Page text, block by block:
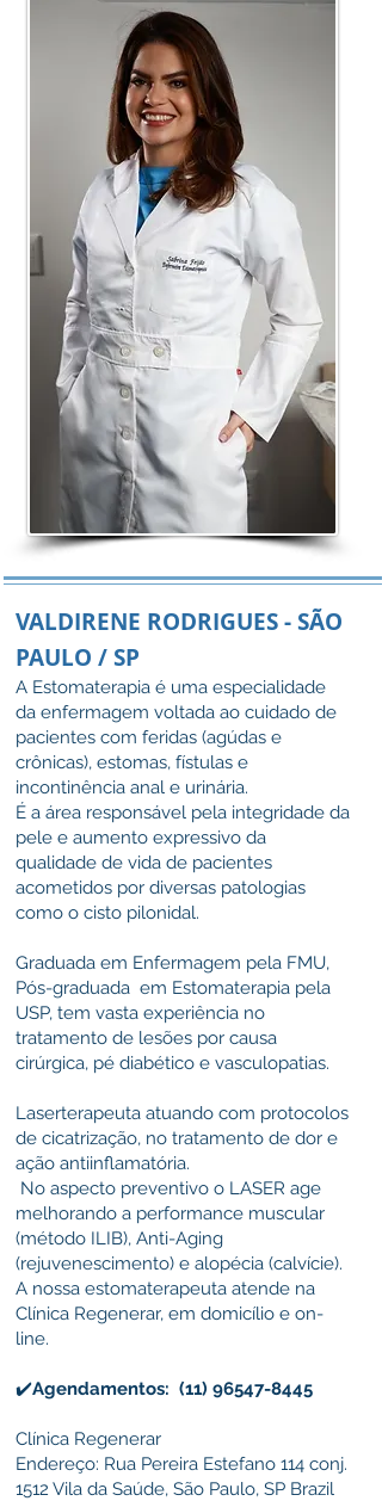
VALDIRENE RODRIGUES - SÃO
PAULO / SP
A Estomaterapia é uma especialidade
da enfermagem voltada ao cuidado de
pacientes com feridas (agúdas e
crônicas), estomas, fístulas e
incontinência anal e urinária.
É a área responsável pela integridade da
pele e aumento expressivo da
qualidade de vida de pacientes
acometidos por diversas patologias
como o cisto pilonidal.
Graduada em Enfermagem pela FMU,
Pós-graduada em Estomaterapia pela
USP, tem vasta experiência no
tratamento de lesões por causa
cirúrgica, pé diabético e vasculopatias.
Laserterapeuta atuando com protocolos
de cicatrização, no tratamento de dor e
ação antiinflamatória.
No aspecto preventivo o LASER age
melhorando a performance muscular
(método ILIB), Anti-Aging
(rejuvenescimento) e alopécia (calvície).
A nossa estomaterapeuta atende na
Clínica Regenerar, em domicílio e on-
line.
✔️Agendamentos: (11) 96547-8445
Clínica Regenerar
Endereço: Rua Pereira Estefano 114 conj.
1512 Vila da Saúde, São Paulo, SP Brazil